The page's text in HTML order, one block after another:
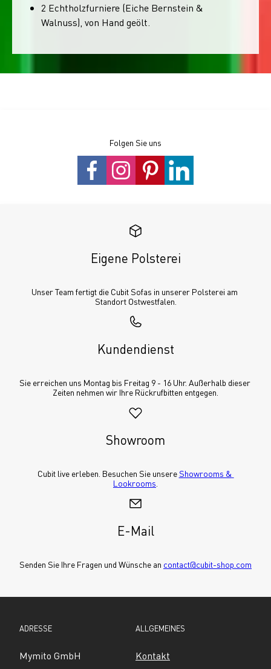
2 Echtholzfurniere (Eiche Bernstein &
Walnuss), von Hand geölt.
Folgen Sie uns
Eigene Polsterei
Unser Team fertigt die Cubit Sofas in unserer Polsterei am
Standort Ostwestfalen.
Kundendienst
Sie erreichen uns Montag bis Freitag 9 - 16 Uhr. Außerhalb dieser
Zeiten nehmen wir Ihre Rückrufbitten entgegen.
Showroom
Cubit live erleben. Besuchen Sie unsere Showrooms &
Lookrooms
E-Mail
Senden Sie Ihre Fragen und Wünsche an contact@cubit-shop.com
ADRESSE
Mymito GmbH
ALLGEMEINES
Kontakt